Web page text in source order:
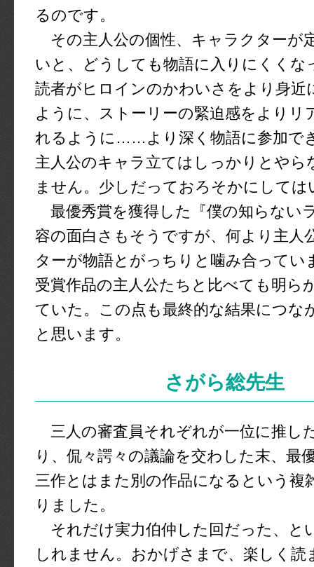
るのです。
その主人公の個性、キャラクターが
いと、どうしても物語に入りにくくな
読者がヒロインのかわいさをより身近
ように、ストーリーの緊迫感をよりリ
れるように……より深く物語に参加で
主人公のキャラ立てはしっかりとやら
ません。少しだっておろそかにしては
最優秀賞を獲得した『僕の知らない
容の面白さもそうですが、何より主人
ターが物語とがっちりと噛み合ってい
受賞作品の主人公たちと比べても明ら
ていた。この点も最終的な結果につな
と思います。
さがら総先生
三人の審査員それぞれが一位に推し
り、侃々諤々の議論を交わした末、最
三作とはまた別の作品になるという複
りました。
それだけ実力伯仲した回だった、と
しれません。おかげさまで、楽しく読